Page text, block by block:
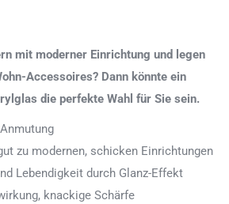
mit moderner Einrichtung und legen
Accessoires? Dann könnte ein
die perfekte Wahl für Sie sein.
zu modernen, schicken Einrichtungen
Lebendigkeit durch Glanz-Effekt
knackige Schärfe